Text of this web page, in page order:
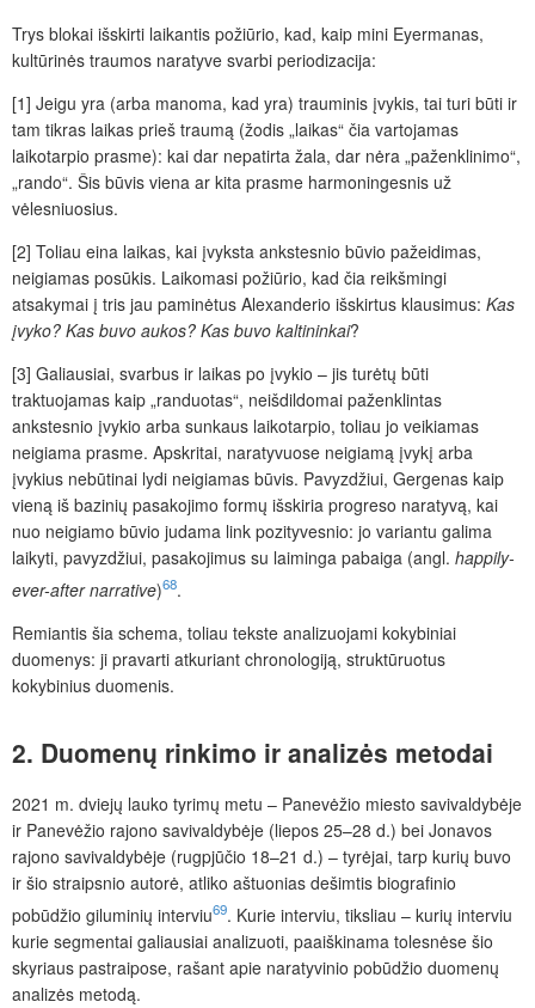
Trys blokai išskirti laikantis požiūrio, kad, kaip mini Eyermanas,
kultūrinės traumos naratyve svarbi periodizacija:
[1] Jeigu yra (arba manoma, kad yra) trauminis įvykis, tai turi būti ir
tam tikras laikas prieš traumą (žodis „laikas“ čia vartojamas
laikotarpio prasme): kai dar nepatirta žala, dar nėra „paženklinimo“,
„rando“. Šis būvis viena ar kita prasme harmoningesnis už
vėlesniuosius.
[2] Toliau eina laikas, kai įvyksta ankstesnio būvio pažeidimas,
neigiamas posūkis. Laikomasi požiūrio, kad čia reikšmingi
atsakymai į tris jau paminėtus Alexanderio išskirtus klausimus: Kas
įvyko? Kas buvo aukos? Kas buvo kaltininkai?
[3] Galiausiai, svarbus ir laikas po įvykio – jis turėtų būti
traktuojamas kaip „randuotas“, neišdildomai paženklintas
ankstesnio įvykio arba sunkaus laikotarpio, toliau jo veikiamas
neigiama prasme. Apskritai, naratyvuose neigiamą įvykį arba
įvykius nebūtinai lydi neigiamas būvis. Pavyzdžiui, Gergenas kaip
vieną iš bazinių pasakojimo formų išskiria progreso naratyvą, kai
nuo neigiamo būvio judama link pozityvesnio: jo variantu galima
laikyti, pavyzdžiui, pasakojimus su laiminga pabaiga (angl. happily-
ever-after narrative)68.
Remiantis šia schema, toliau tekste analizuojami kokybiniai
duomenys: ji pravarti atkuriant chronologiją, struktūruotus
kokybinius duomenis.
2. Duomenų rinkimo ir analizės metodai
2021 m. dviejų lauko tyrimų metu – Panevėžio miesto savivaldybėje
ir Panevėžio rajono savivaldybėje (liepos 25–28 d.) bei Jonavos
rajono savivaldybėje (rugpjūčio 18–21 d.) – tyrėjai, tarp kurių buvo
ir šio straipsnio autorė, atliko aštuonias dešimtis biografinio
pobūdžio giluminių interviu69. Kurie interviu, tiksliau – kurių interviu
kurie segmentai galiausiai analizuoti, paaiškinama tolesnėse šio
skyriaus pa­straipose, rašant apie naratyvinio pobūdžio duomenų
analizės metodą.